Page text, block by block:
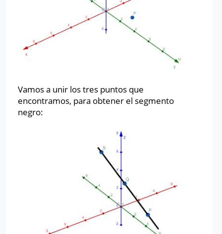
Vamos a unir los tres puntos que
encontramos, para obtener el segmento
negro: